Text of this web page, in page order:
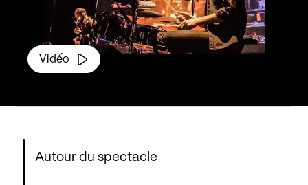
Vidéo
Autour du spectacle